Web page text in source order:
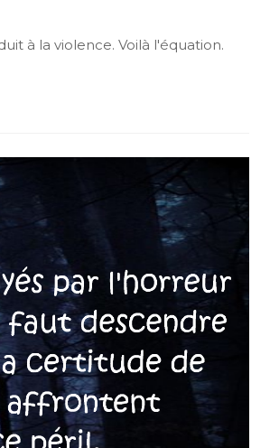
à la violence. Voilà l'équation.